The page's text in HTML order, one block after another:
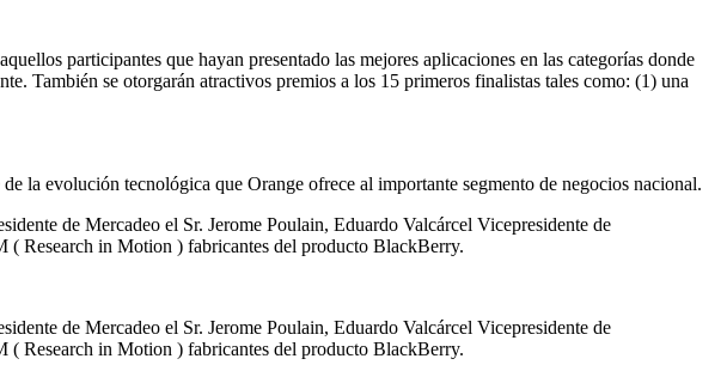
participantes que hayan presentado las mejores aplicaciones en las categorías donde
También se otorgarán atractivos premios a los 15 primeros finalistas tales como: (1) una
la evolución tecnológica que Orange ofrece al importante segmento de negocios nacional.
de Mercadeo el Sr. Jerome Poulain, Eduardo Valcárcel Vicepresidente de
( Research in Motion ) fabricantes del producto BlackBerry.
de Mercadeo el Sr. Jerome Poulain, Eduardo Valcárcel Vicepresidente de
( Research in Motion ) fabricantes del producto BlackBerry.